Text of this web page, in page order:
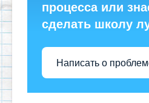
процесса или
сделать школу
Написать о